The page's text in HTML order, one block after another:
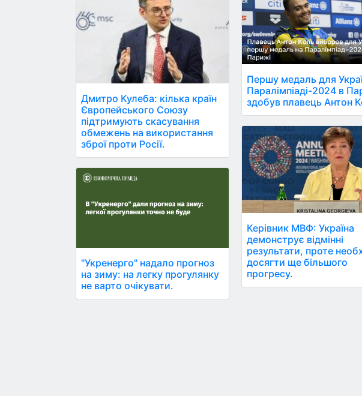
Дмитро Кулеба: кілька країн
Європейського Союзу
підтримують скасування
обмежень на використання
зброї проти Росії.
"Укренерго" надало прогноз
на зиму: на легку прогулянку
не варто очікувати.
Першу медаль для
Паралімпіаді-2024 в
здобув плавець Антон
Керівник МВФ: Україна
демонструє відмінні
результати, проте
досягти ще більшого
прогресу.